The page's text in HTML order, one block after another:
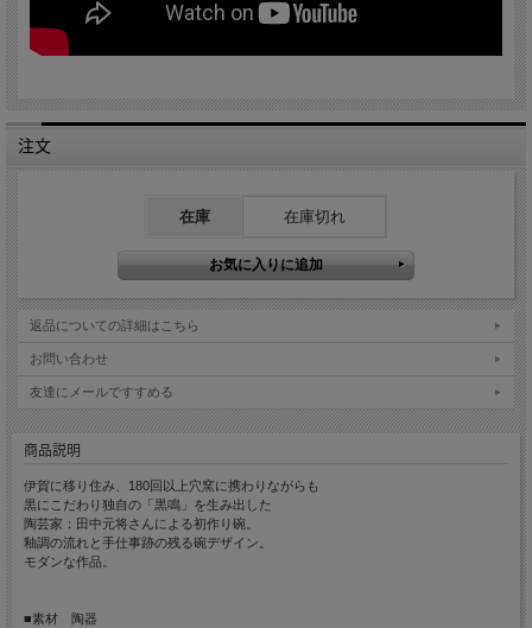
注文
在庫 在庫切れ
返品についての詳細はこちら
お問い合わせ
友達にメールですすめる
商品説明
伊賀に移り住み、180回以上穴窯に携わりながらも
黒にこだわり独自の「黒鳴」を生み出した
陶芸家：田中元将さんによる初作り碗。
釉調の流れと手仕事跡の残る碗デザイン。
モダンな作品。
■素材 陶器